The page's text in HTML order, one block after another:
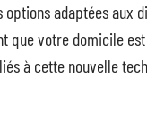
options adaptées aux
que votre domicile
à cette nouvelle